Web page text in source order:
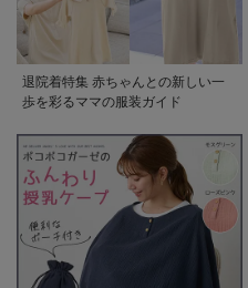
退院着特集 赤ちゃんとの新しい一
歩を彩るママの服装ガイド